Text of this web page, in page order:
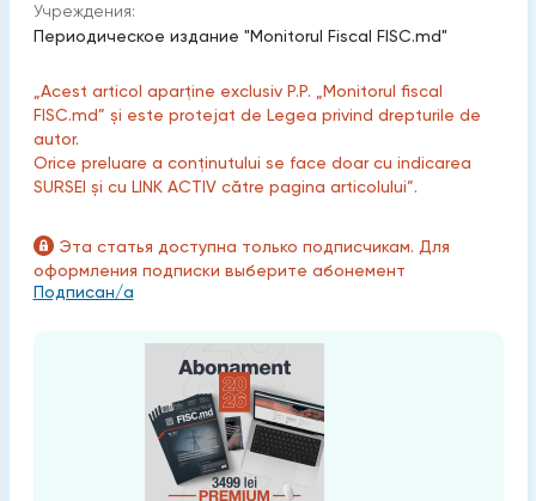
Учреждения:
Периодическое издание "Monitorul Fiscal FISC.md"
„Acest articol aparține exclusiv P.P. „Monitorul fiscal
FISC.md” și este protejat de Legea privind drepturile de
autor.
Orice preluare a conținutului se face doar cu indicarea
SURSEI și cu LINK ACTIV către pagina articolului”.
Эта статья доступна только подписчикам. Для
оформления подписки выберите абонемент
Подписан/а